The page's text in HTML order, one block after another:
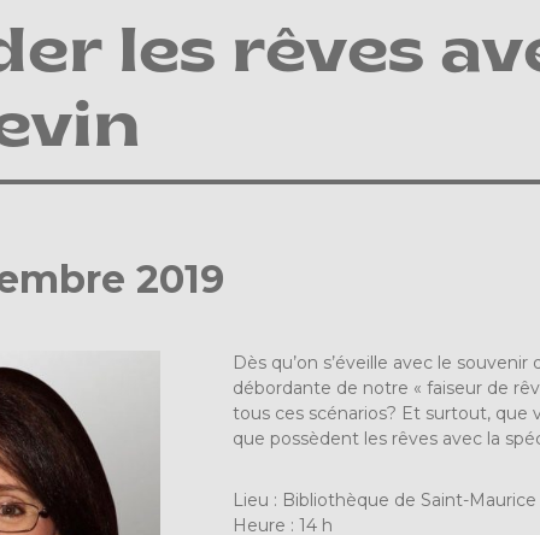
les rêves
2019
Dès qu’on s’éveille avec le
débordante de notre « faiseur de
tous ces scénarios? Et surtout, que
que possèdent les rêves avec la
Lieu : Bibliothèque de Saint-Maurice
Heure : 14 h